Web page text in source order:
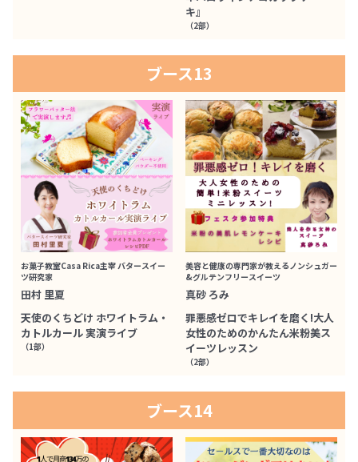
キ』
（2部）
ブース13
お菓子教室Casa Rica主宰 バタースイー
ツ研究家
田村 里夏
天使のくちどけ ホワイトラム・
カトルカール 実演ライブ
（1部）
美容と健康の専門家が教えるノンシュガー
&グルテンフリースイーツ
真砂 ろみ
罪悪感ゼロでキレイを磨く!大人
女性のためのかんたん米粉美ス
イーツレッスン
（2部）
ブース14